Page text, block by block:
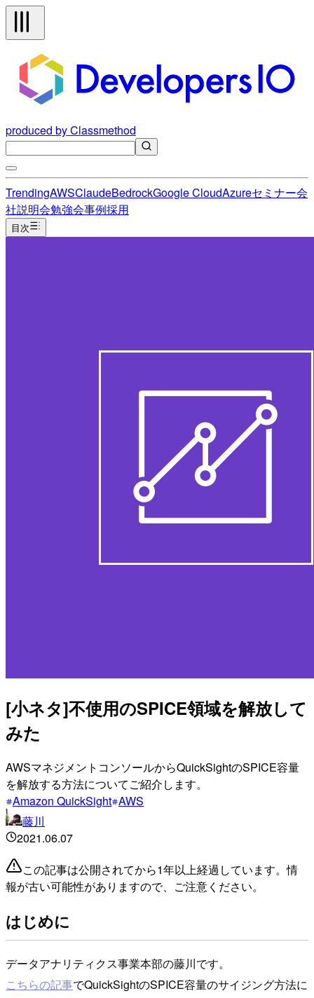
produced by Classmethod
TrendingAWSClaudeBedrockGoogle CloudAzureセミナー会
社説明会勉強会事例採用
目次
[小ネタ]不使用のSPICE領域を解放して
みた
AWSマネジメントコンソールからQuickSightのSPICE容量
を解放する方法についてご紹介します。
Amazon QuickSight AWS
藤川
2021.06.07
この記事は公開されてから1年以上経過しています。情
報が古い可能性がありますので、ご注意ください。
はじめに
データアナリティクス事業本部の藤川です。
こちらの記事でQuickSightのSPICE容量のサイジング方法に